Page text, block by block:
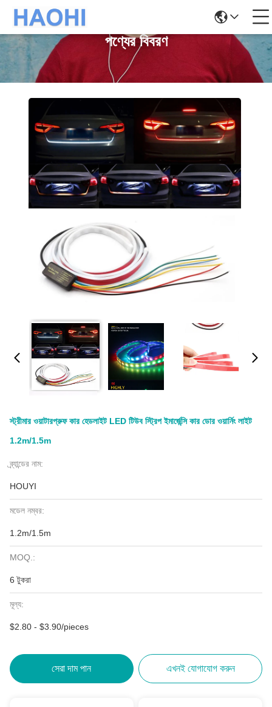
পণ্যের বিবরণ
স্ট্রীমার ওয়াটারপ্রুফ কার হেডলাইট LED টিউব স্ট্রিপ ইমার্জেন্সি কার ডোর ওয়ার্নিং লাইট
1.2m/1.5m
ব্র্যান্ডের নাম:
HOUYI
মডেল নম্বর:
1.2m/1.5m
MOQ.:
6 টুকরা
মূল্য:
$2.80 - $3.90/pieces
সেরা দাম পান এখনই যোগাযোগ করুন